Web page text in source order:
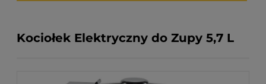
Kociołek Elektryczny do Zupy 5,7 L